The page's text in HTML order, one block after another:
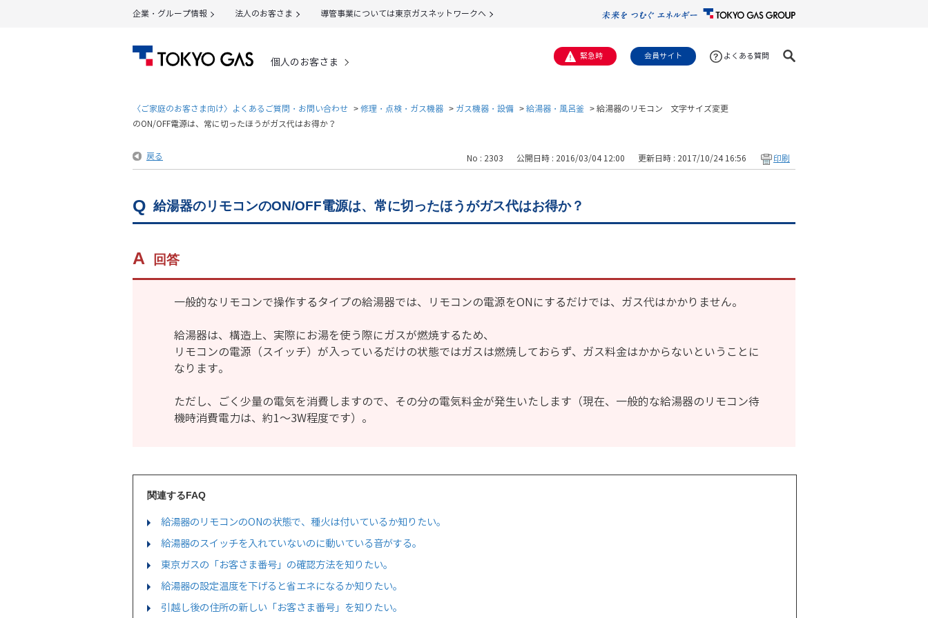
企業・グループ情報 法人のお客さま 導管事業については東京ガスネットワークへ
個人のお客さま 緊急時 会員サイト よくある質問
文字サイズ変更
〈ご家庭のお客さま向け〉よくあるご質問・お問い合わせ >修理・点検・ガス機器 > ガス機器・設備 >給湯器・風呂釜 >給湯器のリモコン
のON/OFF電源は、常に切ったほうがガス代はお得か？
戻る No : 2303 公開日時 : 2016/03/04 12:00 更新日時 : 2017/10/24 16:56 印刷
給湯器のリモコンのON/OFF電源は、常に切ったほうがガス代はお得か？
回答
一般的なリモコンで操作するタイプの給湯器では、リモコンの電源をONにするだけでは、ガス代はかかりません。
給湯器は、構造上、実際にお湯を使う際にガスが燃焼するため、
リモコンの電源（スイッチ）が入っているだけの状態ではガスは燃焼しておらず、ガス料金はかからないということに
なります。
ただし、ごく少量の電気を消費しますので、その分の電気料金が発生いたします（現在、一般的な給湯器のリモコン待
機時消費電力は、約1～3W程度です）。
関連するFAQ
給湯器のリモコンのONの状態で、種火は付いているか知りたい。
給湯器のスイッチを入れていないのに動いている音がする。
東京ガスの「お客さま番号」の確認方法を知りたい。
給湯器の設定温度を下げると省エネになるか知りたい。
引越し後の住所の新しい「お客さま番号」を知りたい。